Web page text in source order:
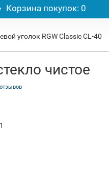
Корзинапокупок: 0
уголок RGW Classic CL-40
чистое